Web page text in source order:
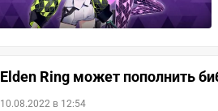
Elden Ring может пополнить
10.08.2022 в 12:54